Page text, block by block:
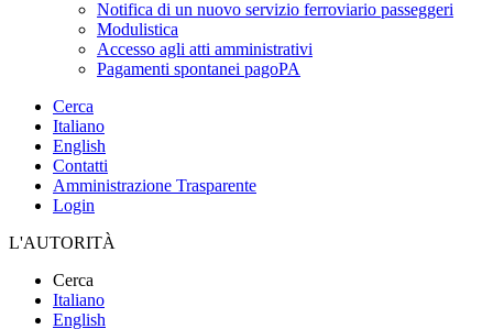
Notifica di un nuovo servizio ferroviario passeggeri
Modulistica
Accesso agli atti amministrativi
Pagamenti spontanei pagoPA
Cerca
Italiano
English
Contatti
Amministrazione Trasparente
Login
L'AUTORITÀ
Cerca
Italiano
English